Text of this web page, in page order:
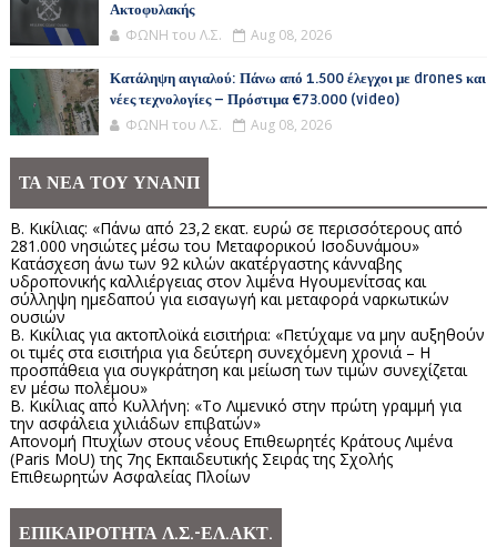
Ακτοφυλακής
ΦΩΝΗ του Λ.Σ. Aug 08, 2026
Κατάληψη αιγιαλού: Πάνω από 1.500 έλεγχοι με drones και
νέες τεχνολογίες – Πρόστιμα €73.000 (video)
ΦΩΝΗ του Λ.Σ. Aug 08, 2026
ΤΑ ΝΕΑ ΤΟΥ ΥΝΑΝΠ
Β. Κικίλιας: «Πάνω από 23,2 εκατ. ευρώ σε περισσότερους από
281.000 νησιώτες μέσω του Μεταφορικού Ισοδυνάμου»
Κατάσχεση άνω των 92 κιλών ακατέργαστης κάνναβης
υδροπονικής καλλιέργειας στον λιμένα Ηγουμενίτσας και
σύλληψη ημεδαπού για εισαγωγή και μεταφορά ναρκωτικών
ουσιών
Β. Κικίλιας για ακτοπλοϊκά εισιτήρια: «Πετύχαμε να μην αυξηθούν
οι τιμές στα εισιτήρια για δεύτερη συνεχόμενη χρονιά – Η
προσπάθεια για συγκράτηση και μείωση των τιμών συνεχίζεται
εν μέσω πολέμου»
Β. Κικίλιας από Κυλλήνη: «Το Λιμενικό στην πρώτη γραμμή για
την ασφάλεια χιλιάδων επιβατών»
Απονομή Πτυχίων στους νέους Επιθεωρητές Κράτους Λιμένα
(Paris MoU) της 7ης Εκπαιδευτικής Σειράς της Σχολής
Επιθεωρητών Ασφαλείας Πλοίων
ΕΠΙΚΑΙΡΟΤΗΤΑ Λ.Σ.-ΕΛ.ΑΚΤ.